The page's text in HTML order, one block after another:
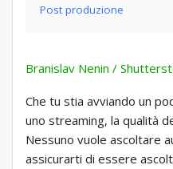
Post produzione
Branislav Nenin /
Che tu stia avviando un
uno streaming, la qualità
Nessuno vuole ascoltare
assicurarti di essere